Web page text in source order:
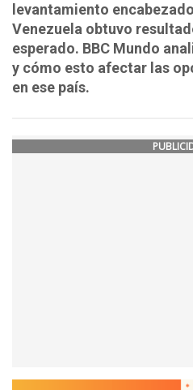
levantamiento
Venezuela obtuvo
esperado. BBC Mundo
y cómo esto afectar las
en ese país.